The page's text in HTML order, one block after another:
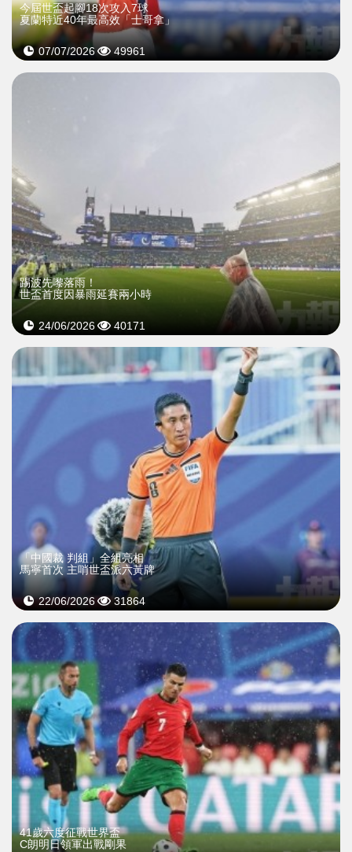
今屆世盃起腳18次攻入7球
夏蘭特近40年最高效「士哥拿」
07/07/2026 49961
踢波先嚟落雨！
世盃首度因暴雨延賽兩小時
24/06/2026 40171
「中國裁 判組」全組亮相
馬寧首次 主哨世盃派六黃牌
22/06/2026 31864
41歲六度征戰世界盃
C朗明日領軍出戰剛果